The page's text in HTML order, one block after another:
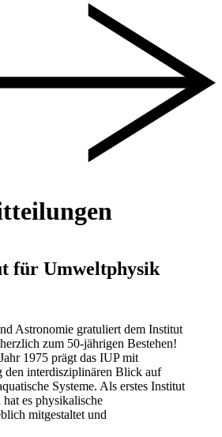
für Umweltphysik
Astronomie gratuliert dem Institut
zum 50-jährigen Bestehen!
1975 prägt das IUP mit
den interdisziplinären Blick auf
Systeme. Als erstes Institut
es physikalische
mitgestaltet und